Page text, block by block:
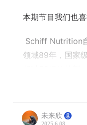
本期节目我们也
Schiff Nutrition
领域89年，国家
超过50亿的片
未来欣